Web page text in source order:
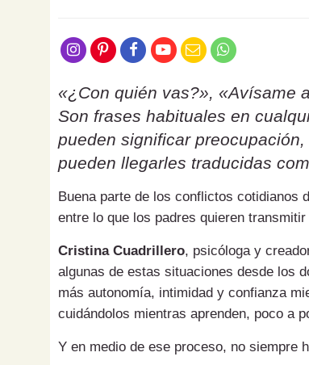
«¿Con quién vas?», «Avísame
Son frases habituales en
pueden significar
pueden llegarles traducidas
Buena parte de los conflictos cotidianos
entre lo que los padres quieren
Cristina Cuadrillero, psicóloga y
algunas de estas situaciones desde los
más autonomía, intimidad y confianza
cuidándolos mientras aprenden, poco a
Y en medio de ese proceso, no siempre